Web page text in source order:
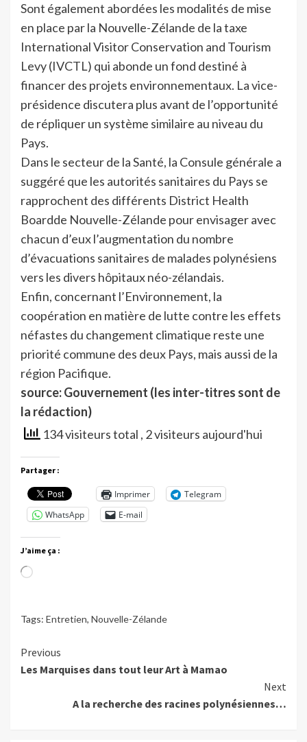
Sont également abordées les modalités de mise
en place par la Nouvelle-Zélande de la taxe
International Visitor Conservation and Tourism
Levy (IVCTL) qui abonde un fond destiné à
financer des projets environnementaux. La vice-
présidence discutera plus avant de l’opportunité
de répliquer un système similaire au niveau du
Pays.
Dans le secteur de la Santé, la Consule générale a
suggéré que les autorités sanitaires du Pays se
rapprochent des différents District Health
Boardde Nouvelle-Zélande pour envisager avec
chacun d’eux l’augmentation du nombre
d’évacuations sanitaires de malades polynésiens
vers les divers hôpitaux néo-zélandais.
Enfin, concernant l’Environnement, la
coopération en matière de lutte contre les effets
néfastes du changement climatique reste une
priorité commune des deux Pays, mais aussi de la
région Pacifique.
source: Gouvernement (les inter-titres sont de
la rédaction)
134 visiteurs total , 2 visiteurs aujourd'hui
Partager :
Imprimer
Telegram
WhatsApp
E-mail
J’aime ça :
Chargement…
Tags: Entretien, Nouvelle-Zélande
Continue
Reading
Previous
Les Marquises dans tout leur Art à Mamao
Next
A la recherche des racines polynésiennes…